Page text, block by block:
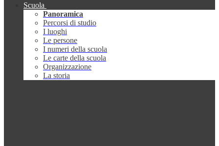
Scuola
Panoramica
Percorsi di studio
I luoghi
Le persone
I numeri della scuola
Le carte della scuola
Organizzazione
La storia